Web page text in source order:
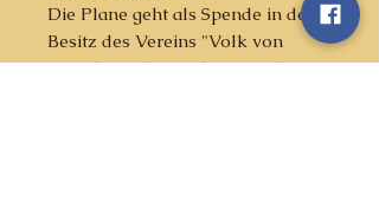
Die Plane geht als Spende in den
Besitz des Vereins "Volk von
Caraslan" über und wir werden